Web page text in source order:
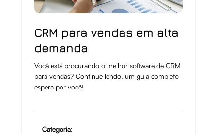
CRM para vendas em alta
demanda
Você está procurando o melhor software de CRM
para vendas? Continue lendo, um guia completo
espera por você!
Categoria: